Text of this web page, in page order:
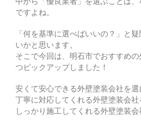
ですよね。
「何を基準に選べばいいの？」と
いかと思います。
そこで今回は、明石市でおすすめ
つピックアップしました！
安くて安心できる外壁塗装会社を選
丁寧に対応してくれる外壁塗装会社
しっかり施工してくれる外壁塗装